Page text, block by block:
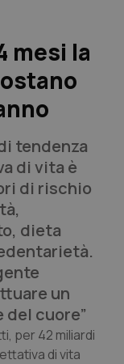
mesi la
tendenza
di vita è
di rischio
dieta
un
del cuore”
per 42 miliardi
di vita